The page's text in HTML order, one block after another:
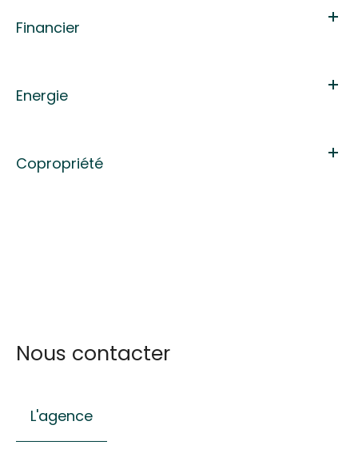
Financier
Energie
Copropriété
Nous contacter
L'agence